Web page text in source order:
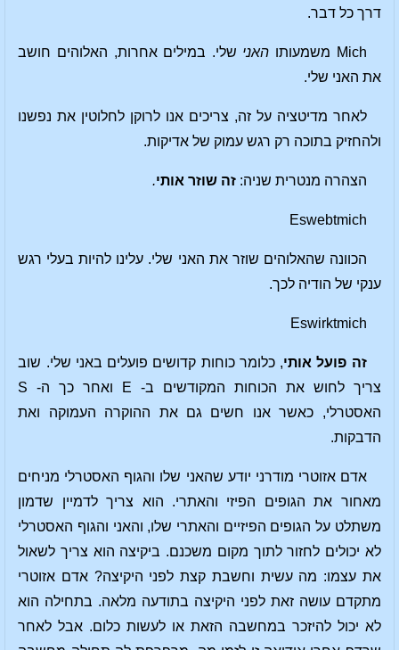
דרך כל דבר.
Mich משמעותו האני שלי. במילים אחרות, האלוהים חושב
את האני שלי.
לאחר מדיטציה על זה, צריכים אנו לרוקן לחלוטין את נפשנו
ולהחזיק בתוכה רק רגש עמוק של אדיקות.
הצהרה מנטרית שניה:זה שוזר אותי.
Eswebtmich
הכוונה שהאלוהים שוזר את האני שלי. עלינו להיות בעלי רגש
ענקי של הודיה לכך.
Eswirktmich
זה פועל אותי, כלומר כוחות קדושים פועלים באני שלי. שוב
צריך לחוש את הכוחות המקודשים ב- E ואחר כך ה- S
האסטרלי, כאשר אנו חשים גם את ההוקרה העמוקה ואת
הדבקות.
אדם אזוטרי מודרני יודע שהאני שלו והגוף האסטרלי מניחים
מאחור את הגופים הפיזי והאתרי. הוא צריך לדמיין שדמון
משתלט על הגופים הפיזיים והאתרי שלו, והאני והגוף האסטרלי
לא יכולים לחזור לתוך מקום משכנם. ביקיצה הוא צריך לשאול
את עצמו: מה עשית וחשבת קצת לפני היקיצה? אדם אזוטרי
מתקדם עושה זאת לפני היקיצה בתודעה מלאה. בתחילה הוא
לא יכול להיזכר במחשבה הזאת או לעשות כלום. אבל לאחר